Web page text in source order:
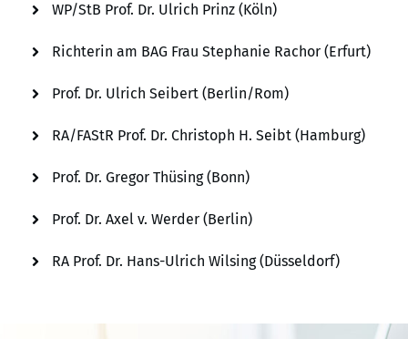
WP/StB Prof. Dr. Ulrich Prinz (Köln)
Richterin am BAG Frau Stephanie Rachor (Erfurt)
Prof. Dr. Ulrich Seibert (Berlin/Rom)
RA/FAStR Prof. Dr. Christoph H. Seibt (Hamburg)
Prof. Dr. Gregor Thüsing (Bonn)
Prof. Dr. Axel v. Werder (Berlin)
RA Prof. Dr. Hans-Ulrich Wilsing (Düsseldorf)